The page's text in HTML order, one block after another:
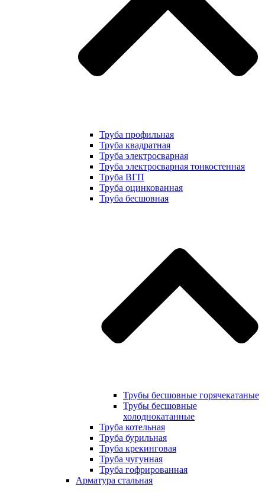
Труба профильная
Труба квадратная
Труба электросварная
Труба электросварная тонкостенная
Труба ВГП
Труба оцинкованная
Труба бесшовная
Трубы бесшовные горячекатаные
Трубы бесшовные
холоднокатанные
Труба котельная
Труба бурильная
Труба крекинговая
Труба чугунная
Труба гофрированная
Арматура стальная